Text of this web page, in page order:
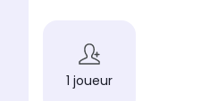
1 joueur